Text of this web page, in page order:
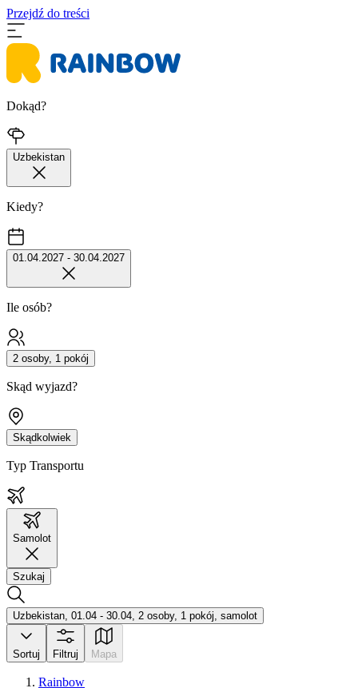
Przejdź do treści
Dokąd?
Uzbekistan
Kiedy?
01.04.2027 - 30.04.2027
Ile osób?
2 osoby, 1 pokój
Skąd wyjazd?
Skądkolwiek
Typ Transportu
Samolot
Szukaj
Uzbekistan, 01.04 - 30.04, 2 osoby, 1 pokój, samolot
Sortuj Filtruj Mapa
Rainbow